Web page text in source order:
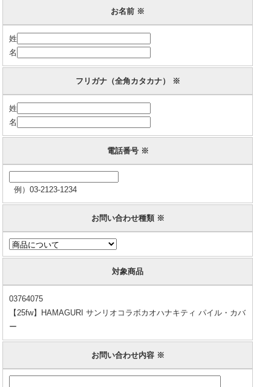
お名前 ※
姓
名
フリガナ（全角カタカナ） ※
姓
名
電話番号 ※
例）03-2123-1234
お問い合わせ種類 ※
対象商品
03764075
【25fw】HAMAGURI サンリオコラボカオハナキティ パイル・カバ
ー
お問い合わせ内容 ※